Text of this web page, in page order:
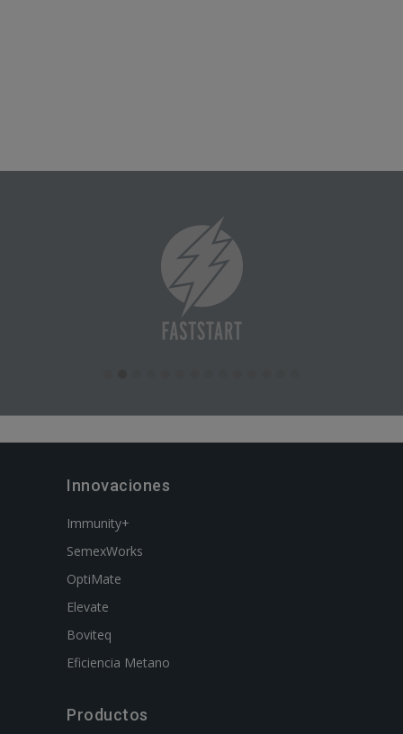
Innovaciones
Immunity+
SemexWorks
OptiMate
Elevate
Boviteq
Eficiencia Metano
Productos